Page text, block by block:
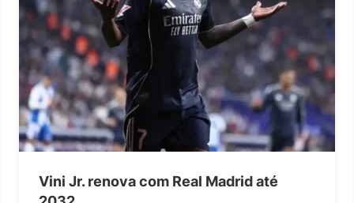
Vini Jr. renova com Real Madrid até